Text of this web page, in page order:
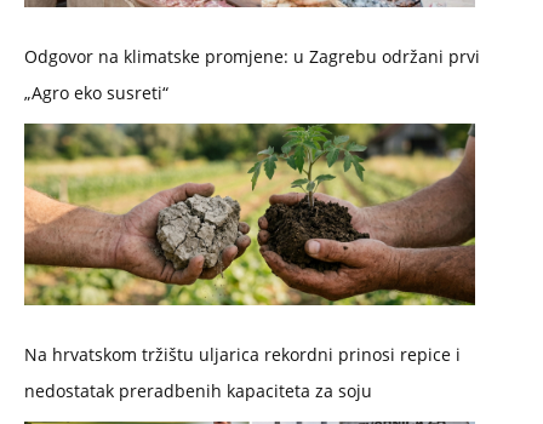
Odgovor na klimatske promjene: u Zagrebu održani prvi
„Agro eko susreti“
Na hrvatskom tržištu uljarica rekordni prinosi repice i
nedostatak preradbenih kapaciteta za soju